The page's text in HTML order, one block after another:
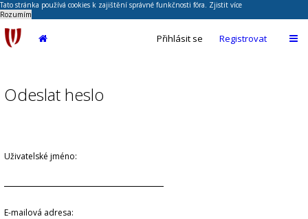
Tato stránka používá cookies k zajištění správné funkčnosti fóra. Zjistit více
Rozumím
Přihlásit se Registrovat
Odeslat heslo
Uživatelské jméno:
E-mailová adresa: